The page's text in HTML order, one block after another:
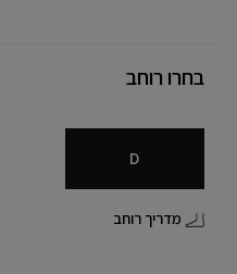
בחרו רוחב
D
מדריך רוחב